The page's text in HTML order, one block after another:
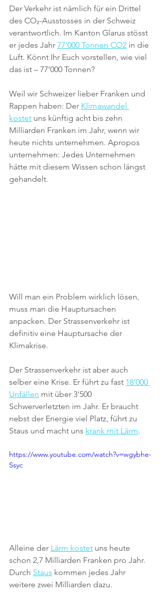
Der Verkehr ist nämlich für ein Drittel
des CO₂-Ausstosses in der Schweiz
verantwortlich. Im Kanton Glarus stösst
er jedes Jahr 77’000 Tonnen CO2 in die
Luft. Könnt Ihr Euch vorstellen, wie viel
das ist – 77’000 Tonnen?
Weil wir Schweizer lieber Franken und
Rappen haben: Der Klimawandel
kostet uns künftig acht bis zehn
Milliarden Franken im Jahr, wenn wir
heute nichts unternehmen. Apropos
unternehmen: Jedes Unternehmen
hätte mit diesem Wissen schon längst
gehandelt.
Will man ein Problem wirklich lösen,
muss man die Hauptursachen
anpacken. Der Strassenverkehr ist
definitiv eine Hauptursache der
Klimakrise.
Der Strassenverkehr ist aber auch
selber eine Krise. Er führt zu fast 18’000
Unfällen mit über 3'500
Schwerverletzten im Jahr. Er braucht
nebst der Energie viel Platz, führt zu
Staus und macht uns krank mit Lärm.
https://www.youtube.com/watch?v=wgybhe-
Ssyc
Alleine der Lärm kostet uns heute
schon 2,7 Milliarden Franken pro Jahr.
Durch Staus kommen jedes Jahr
weitere zwei Milliarden dazu.